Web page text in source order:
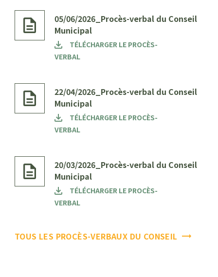
05/06/2026_Procès-verbal du Conseil
Municipal
TÉLÉCHARGER LE PROCÈS-
VERBAL
22/04/2026_Procès-verbal du Conseil
Municipal
TÉLÉCHARGER LE PROCÈS-
VERBAL
20/03/2026_Procès-verbal du Conseil
Municipal
TÉLÉCHARGER LE PROCÈS-
VERBAL
TOUS LES PROCÈS-VERBAUX DU CONSEIL